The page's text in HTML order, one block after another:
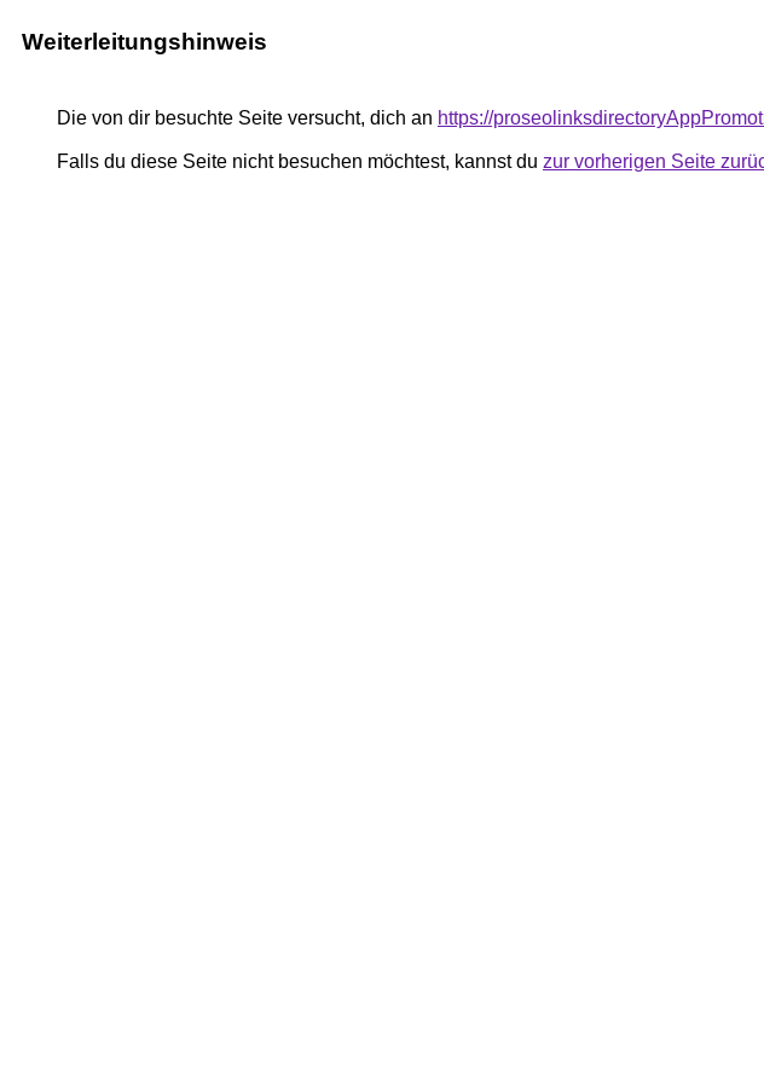
Weiterleitungshinweis
Die von dir besuchte Seite versucht, dich an https://
Falls du diese Seite nicht besuchen möchtest, kannst du zur vorherigen Seite